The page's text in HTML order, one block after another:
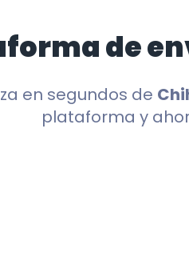
de
en segundos de
plataforma y